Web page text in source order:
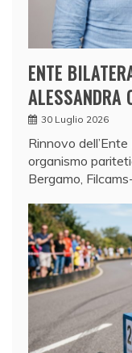
ENTE
ALESSANDRA
30 Luglio 2026
Rinnovo
organismo
Bergamo,